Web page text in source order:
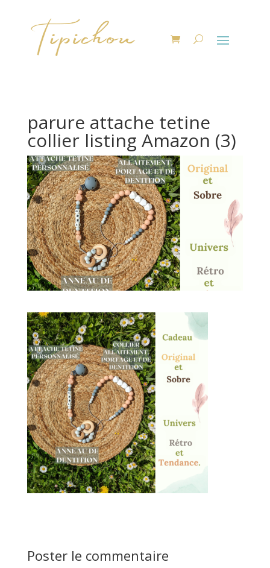
parure attache tetine
collier listing Amazon (3)
Poster le commentaire